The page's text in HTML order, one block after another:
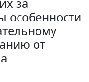
особенности
от